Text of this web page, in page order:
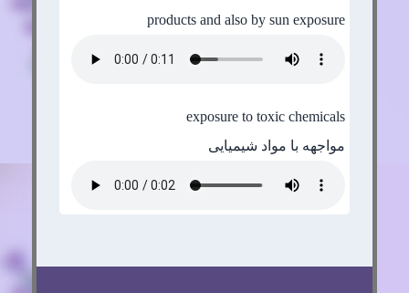
products and also by sun exposure
exposure to toxic chemicals
مواجهه با مواد شیمیایی